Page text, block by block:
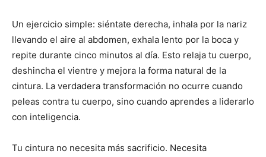
Un ejercicio simple: siéntate derecha, inhala por la nariz
llevando el aire al abdomen, exhala lento por la boca y
repite durante cinco minutos al día. Esto relaja tu cuerpo,
deshincha el vientre y mejora la forma natural de la
cintura. La verdadera transformación no ocurre cuando
peleas contra tu cuerpo, sino cuando aprendes a liderarlo
con inteligencia.
Tu cintura no necesita más sacrificio. Necesita